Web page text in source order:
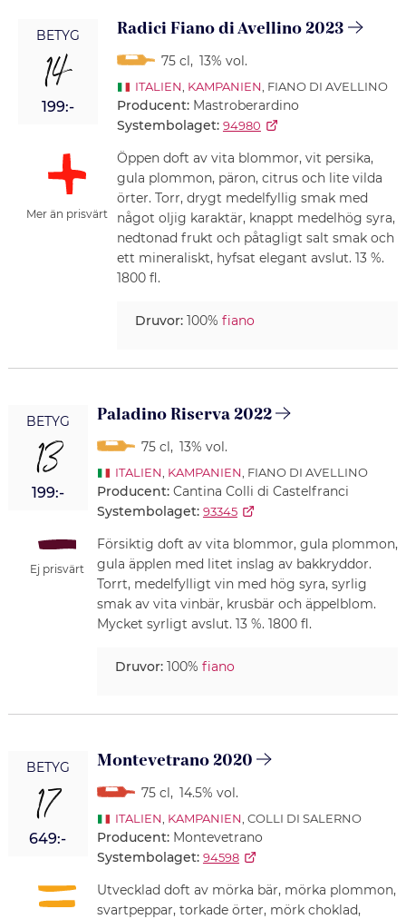
BETYG
14
199:-
Mer än prisvärt
Radici Fiano di Avellino 2023
75 cl, 13% vol.
ITALIEN KAMPANIEN , FIANO DI AVELLINO
Producent: Mastroberardino
Systembolaget: 94980
Öppen doft av vita blommor, vit persika,
gula plommon, päron, citrus och lite vilda
örter. Torr, drygt medelfyllig smak med
något oljig karaktär, knappt medelhög syra,
nedtonad frukt och påtagligt salt smak och
ett mineraliskt, hyfsat elegant avslut. 13 %.
1800 fl.
Druvor:100% fiano
BETYG
13
199:-
Ej prisvärt
Paladino Riserva 2022
75 cl, 13% vol.
ITALIEN KAMPANIEN , FIANO DI AVELLINO
Producent: Cantina Colli di Castelfranci
Systembolaget: 93345
Försiktig doft av vita blommor, gula plommon,
gula äpplen med litet inslag av bakkryddor.
Torrt, medelfylligt vin med hög syra, syrlig
smak av vita vinbär, krusbär och äppelblom.
Mycket syrligt avslut. 13 %. 1800 fl.
Druvor:100% fiano
BETYG
17
649:-
Montevetrano 2020
75 cl, 14.5% vol.
ITALIEN KAMPANIEN , COLLI DI SALERNO
Producent: Montevetrano
Systembolaget: 94598
Utvecklad doft av mörka bär, mörka plommon,
svartpeppar, torkade örter, mörk choklad,